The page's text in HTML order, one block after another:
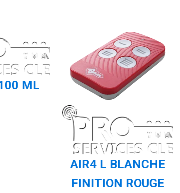
ML
AIR4 L BLANCHE
FINITION ROUGE